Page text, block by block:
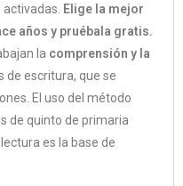
Elige la mejor
años y pruébala gratis.
la comprensión y la
de escritura, que se
El uso del método
de quinto de primaria
es la base de